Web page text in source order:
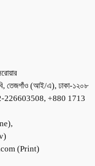
বি, তেজগাঁও (আই/এ), ঢাকা-১২০৮
226603508, +880 1713
(Print)